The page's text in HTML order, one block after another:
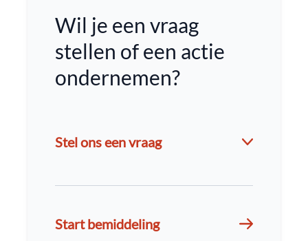
Wil je een vraag
stellen of een actie
ondernemen?
Stel ons een vraag
Start bemiddeling